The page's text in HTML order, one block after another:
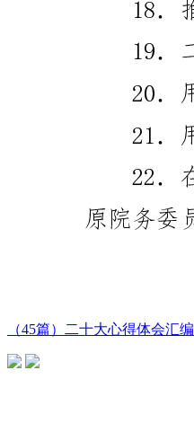
（45篇）二十大心得体会汇编